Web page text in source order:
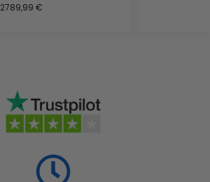
2789,99€